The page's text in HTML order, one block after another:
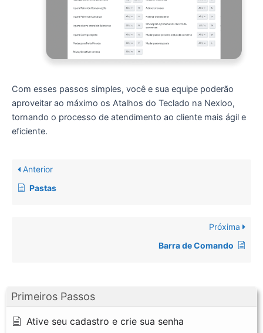
Primeiros Passos
Ative seu cadastro e crie sua senha
Com esses passos simples, você e sua equipe poderão
aproveitar ao máximo os Atalhos do Teclado na Nexloo,
tornando o processo de atendimento ao cliente mais ágil e
eficiente.
Anterior
Pastas
Próxima
Barra de Comando